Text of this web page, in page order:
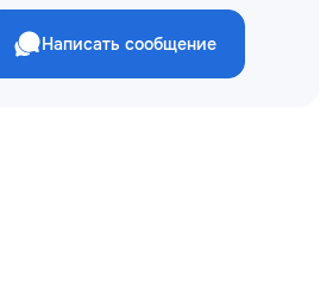
Написать сообщение